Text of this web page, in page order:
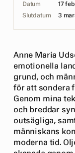
Datum
17
Slutdatum
3
Anne Maria
emotionella
grund, och
för att sondera
Genom mina
och breddar
outsägliga,
människans
moderna tid.